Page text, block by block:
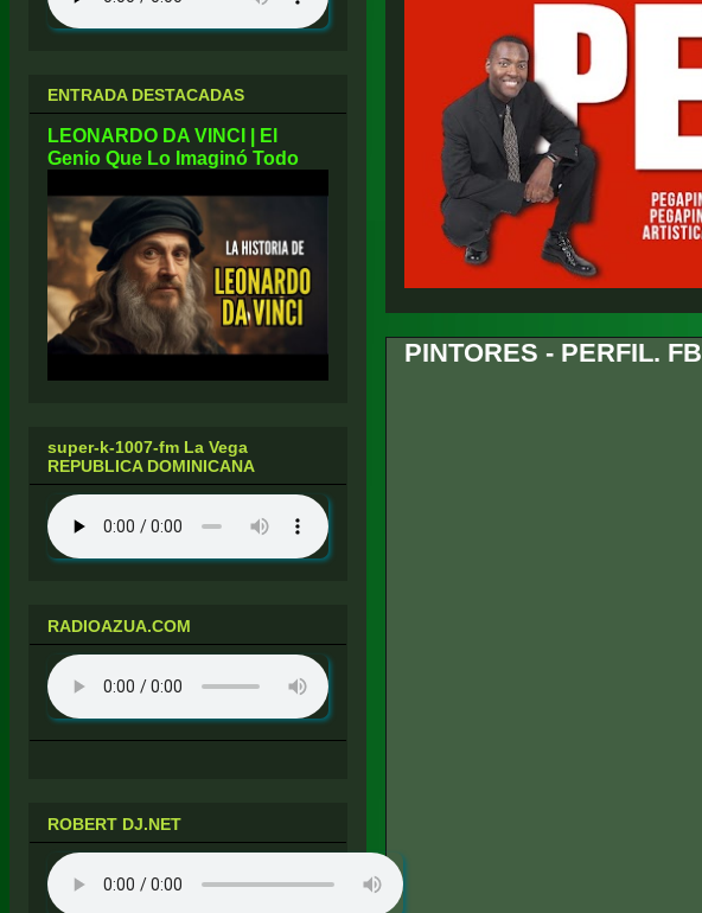
PINTORES - PERFIL. FB
ENTRADA DESTACADAS
LEONARDO DA VINCI | El
Genio Que Lo Imaginó Todo
super-k-1007-fm La Vega
REPUBLICA DOMINICANA
RADIOAZUA.COM
ROBERT DJ.NET